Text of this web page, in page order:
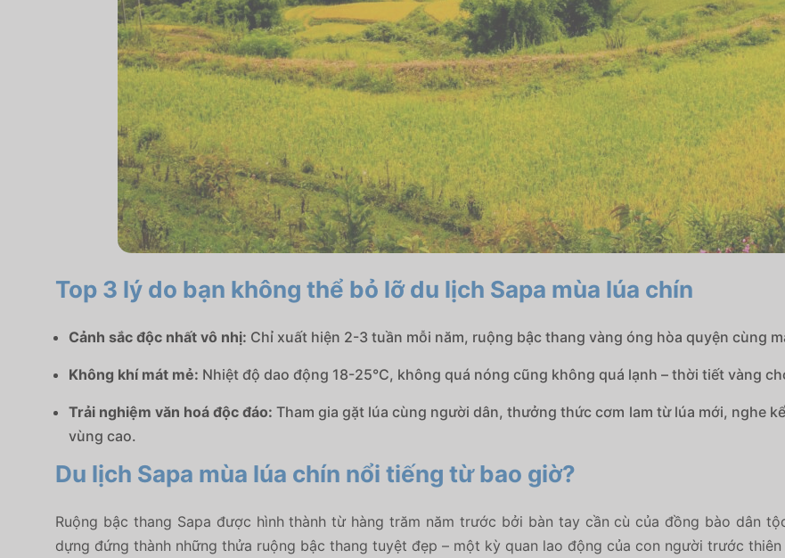
Top 3 lý do bạn không thể bỏ lỡ du lịch Sapa mùa lúa chín
Cảnh sắc độc nhất vô nhị: Chỉ xuất hiện 2-3 tuần mỗi năm, ruộng bậc thang vàng óng hòa quyện cùng
Không khí mát mẻ: Nhiệt độ dao động 18-25°C, không quá nóng cũng không quá lạnh – thời tiết vàng
Trải nghiệm văn hoá độc đáo: Tham gia gặt lúa cùng người dân, thưởng thức cơm lam từ lúa mới, nghe
vùng cao.
Du lịch Sapa mùa lúa chín nổi tiếng từ bao giờ?
Ruộng bậc thang Sapa được hình thành từ hàng trăm năm trước bởi bàn tay cần cù của đồng bào dân
dựng đứng thành những thửa ruộng bậc thang tuyệt đẹp – một kỳ quan lao động của con người trước thiên